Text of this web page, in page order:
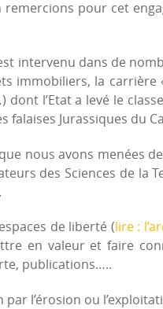
pour cet
intervenu dans de
immobiliers, la
l’Etat a levé le
falaises Jurassiques
nous avons menées
des Sciences de la
de liberté ( lire :
en valeur et faire
publications…..
l’érosion ou